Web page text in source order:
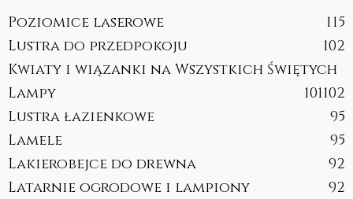
Poziomice laserowe
115
Lustra do przedpokoju
102
Kwiaty i wiązanki na Wszystkich Świętych
102
Lampy
101
Lustra łazienkowe
95
Lamele
95
Lakierobejce do drewna
92
Latarnie ogrodowe i lampiony
92